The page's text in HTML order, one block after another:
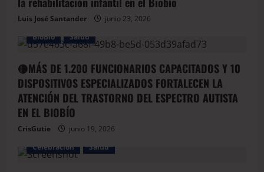
Luis José Santander
junio 23, 2026
BioBio
Salud
🟡MÁS DE 1.200 FUNCIONARIOS CAPACITADOS Y 10
DISPOSITIVOS ESPECIALIZADOS FORTALECEN LA
ATENCIÓN DEL TRASTORNO DEL ESPECTRO AUTISTA
EN EL BIOBÍO
CrisGutie
junio 19, 2026
Celebración
Salud